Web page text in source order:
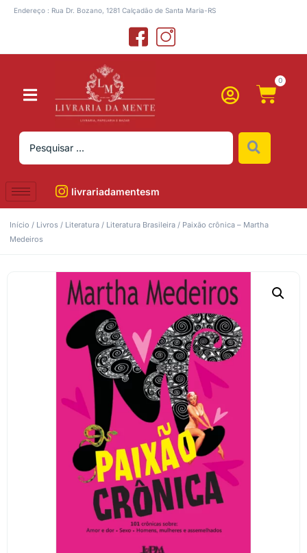
Endereço : Rua Dr. Bozano, 1281 Calçadão de Santa Maria-RS
0
livrariadamentesm
Início / Livros / Literatura / Literatura Brasileira / Paixão crônica – Martha
Medeiros